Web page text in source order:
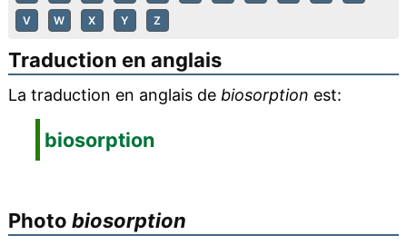
V W X Y Z
Traduction en anglais
La traduction en anglais de biosorption est:
biosorption
Photo biosorption